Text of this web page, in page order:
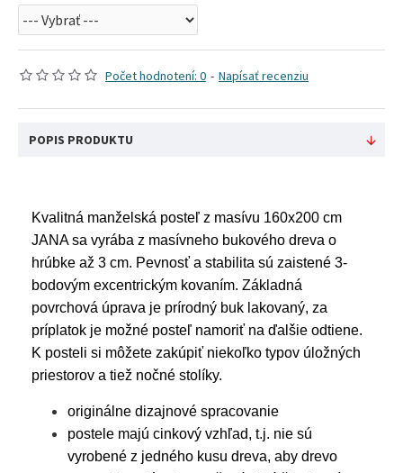
Počet hodnotení: 0 - Napísať recenziu
POPIS PRODUKTU
Kvalitná manželská posteľ z masívu 160x200 cm
JANA sa vyrába z masívneho bukového dreva o
hrúbke až 3 cm. Pevnosť a stabilita sú zaistené 3-
bodovým excentrickým kovaním. Základná
povrchová úprava je prírodný buk lakovaný, za
príplatok je možné posteľ namoriť na ďalšie odtiene.
K posteli si môžete zakúpiť niekoľko typov úložných
priestorov a tiež nočné stolíky.
originálne dizajnové spracovanie
postele majú cinkový vzhľad, t.j. nie sú
vyrobené z jedného kusu dreva, aby drevo